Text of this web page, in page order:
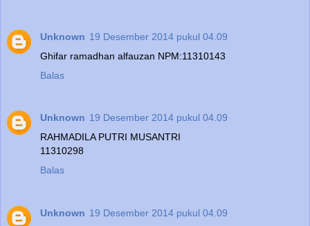
Unknown 19 Desember 2014 pukul 04.09
Ghifar ramadhan alfauzan NPM:11310143
Balas
Unknown 19 Desember 2014 pukul 04.09
RAHMADILA PUTRI MUSANTRI
11310298
Balas
Unknown 19 Desember 2014 pukul 04.09